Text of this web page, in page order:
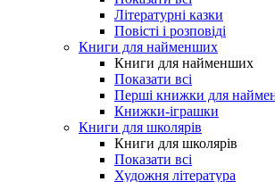
Літературні казки
Повісті і розповіді
Книги для найменших
Книги для найменших
Показати всі
Перші книжки для
Книжки-іграшки
Книги для школярів
Книги для школярів
Показати всі
Художня література